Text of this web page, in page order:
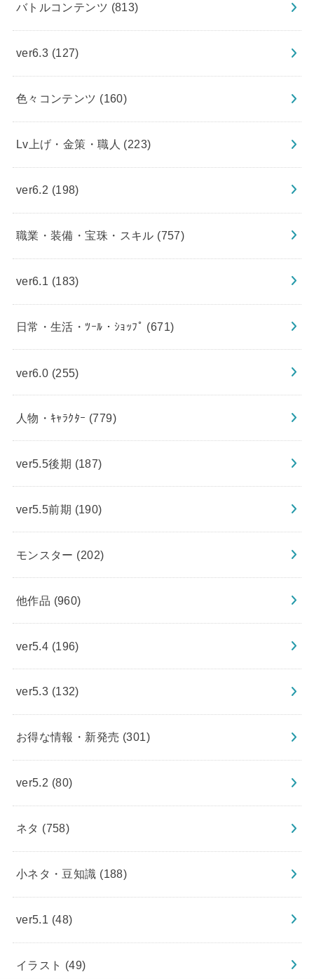
バトルコンテンツ (813)
ver6.3 (127)
色々コンテンツ (160)
Lv上げ・金策・職人 (223)
ver6.2 (198)
職業・装備・宝珠・スキル (757)
ver6.1 (183)
日常・生活・ﾂｰﾙ・ｼｮｯﾌﾟ (671)
ver6.0 (255)
人物・ｷｬﾗｸﾀｰ (779)
ver5.5後期 (187)
ver5.5前期 (190)
モンスター (202)
他作品 (960)
ver5.4 (196)
ver5.3 (132)
お得な情報・新発売 (301)
ver5.2 (80)
ネタ (758)
小ネタ・豆知識 (188)
ver5.1 (48)
イラスト (49)